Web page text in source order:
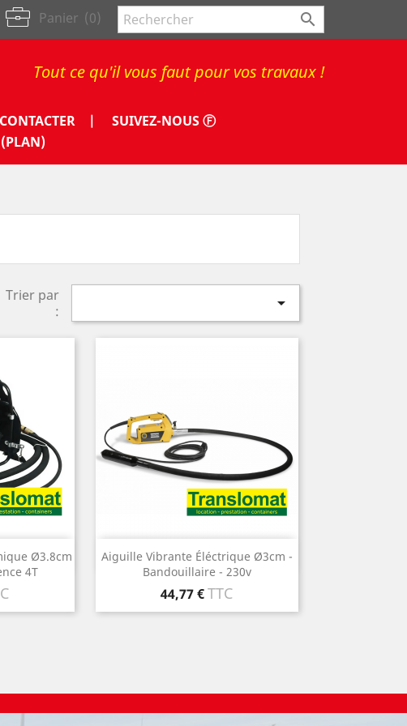
Panier (0) 
Tout ce qu'il vous faut pour vos travaux !
|
SUIVEZ-NOUS Ⓕ
Trier par
:

Ø3.8cm
4T
Aiguille Vibrante Éléctrique Ø3cm -
Bandouillaire - 230v
Prix
44,77 €TTC
Aperçu rapide